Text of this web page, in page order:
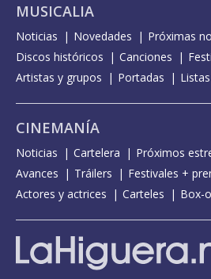
MUSICALIA
Noticias Novedades
Próximas
Discos históricos
Canciones
Artistas y grupos
Portadas Listas
CINEMANÍA
Noticias Cartelera Próximos
Avances
Tráilers
Festivales +
Actores y actrices
Carteles Box-